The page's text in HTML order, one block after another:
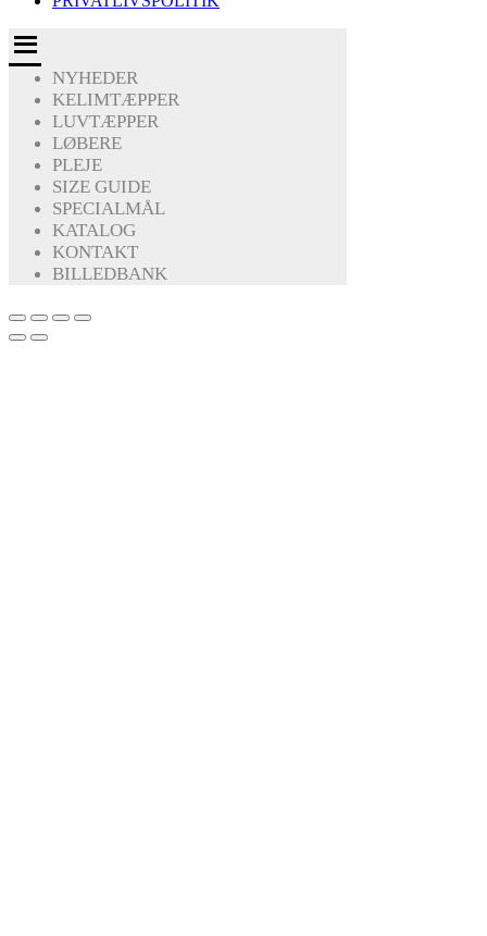
NYHEDER
KELIMTÆPPER
LUVTÆPPER
LØBERE
PLEJE
SIZE GUIDE
SPECIALMÅL
KATALOG
KONTAKT
BILLEDBANK